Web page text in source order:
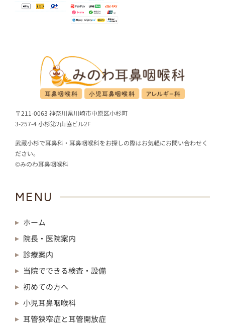
〒211-0063 神奈川県川崎市中原区小杉町
3-257-4 小杉第2山協ビル2F
武蔵小杉で耳鼻科・耳鼻咽喉科をお探しの際はお気軽にお問い合わせく
ださい。
©みのわ耳鼻咽喉科
MENU
ホーム
院長・医院案内
診療案内
当院でできる検査・設備
初めての方へ
小児耳鼻咽喉科
耳管狭窄症と耳管開放症